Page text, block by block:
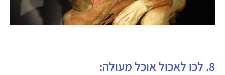
8. לכו לאכול אוכל מעולה: